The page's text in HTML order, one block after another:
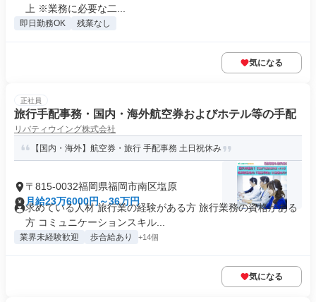
上 ※業務に必要な二...
即日勤務OK 残業なし
気になる
正社員
旅行手配事務・国内・海外航空券およびホテル等の手配
リバティウイング株式会社
【国内・海外】航空券・旅行 手配事務 土日祝休み
〒815-0032福岡県福岡市南区塩原
月給23万6000円～36万円
求めている人材 旅行業の経験がある方 旅行業務の資格がある
方 コミュニケーションスキル...
業界未経験歓迎 歩合給あり +14個
気になる